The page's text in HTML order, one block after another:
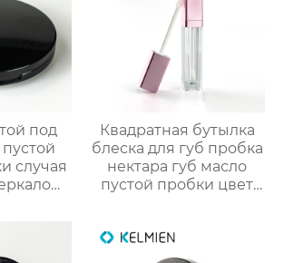
под
случая
Квадратная бутылка
блеска для губ пробка
нектара губ масло
пустой пробки цвет